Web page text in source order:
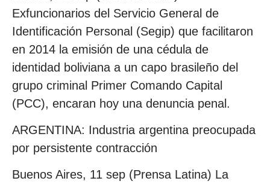
Exfuncionarios del Servicio General de
Identificación Personal (Segip) que facilitaron
en 2014 la emisión de una cédula de
identidad boliviana a un capo brasileño del
grupo criminal Primer Comando Capital
(PCC), encaran hoy una denuncia penal.
ARGENTINA: Industria argentina preocupada
por persistente contracción
Buenos Aires, 11 sep (Prensa Latina) La